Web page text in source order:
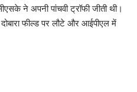
ने अपनी पांचवी ट्रॉफी जीती थी।
फील्ड पर लौटे और आईपीएल में